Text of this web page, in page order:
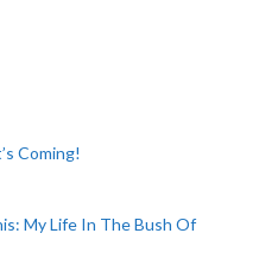
Coming!
My Life In The Bush Of